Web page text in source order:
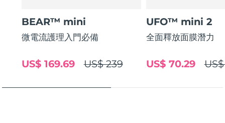
BEAR™ mini
微電流護理入門必備
US$ 239
US$ 169.69
UFO™ mini 2
全面釋放面膜潛力
US$ 70.29